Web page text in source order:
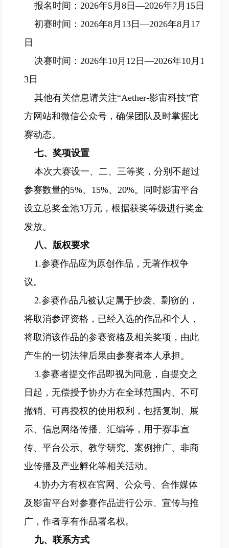
报名时间：2026年5月8日—2026年7月15日
初赛时间：2026年8月13日—2026年8月17
日
决赛时间：2026年10月12日—2026年10月1
3日
其他有关信息请关注“Aether-影宙科技”官
方网站和微信公众号，确保团队及时掌握比
赛动态。
七、奖项设置
本次大赛设一、二、三等奖，分别不超过
参赛数量的5%、15%、20%。同时影宙平台
设立总奖金池3万元，根据获奖等级进行奖金
发放。
八、版权要求
1.参赛作品应为原创作品，无著作权争
议。
2.参赛作品凡被认定属于抄袭、剽窃的，
将取消参评资格，已经入选的作品和个人，
将取消该作品的参赛资格及相关奖项，由此
产生的一切法律后果由参赛者本人承担。
3.参赛者提交作品即视为同意，自提交之
日起，无偿授予协办方在全球范围内、不可
撤销、可再授权的使用权利，包括复制、展
示、信息网络传播、汇编等，用于赛事宣
传、平台公示、教学研究、案例推广、非商
业传播及产业孵化等相关活动。
4.协办方有权在官网、公众号、合作媒体
及影宙平台对参赛作品进行公示、宣传与推
广，作者享有作品署名权。
九、联系方式